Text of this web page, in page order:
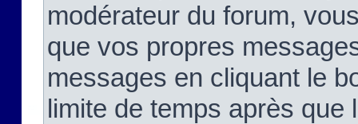
modérateur du forum,
que vos propres
messages en cliquant le
limite de temps après que